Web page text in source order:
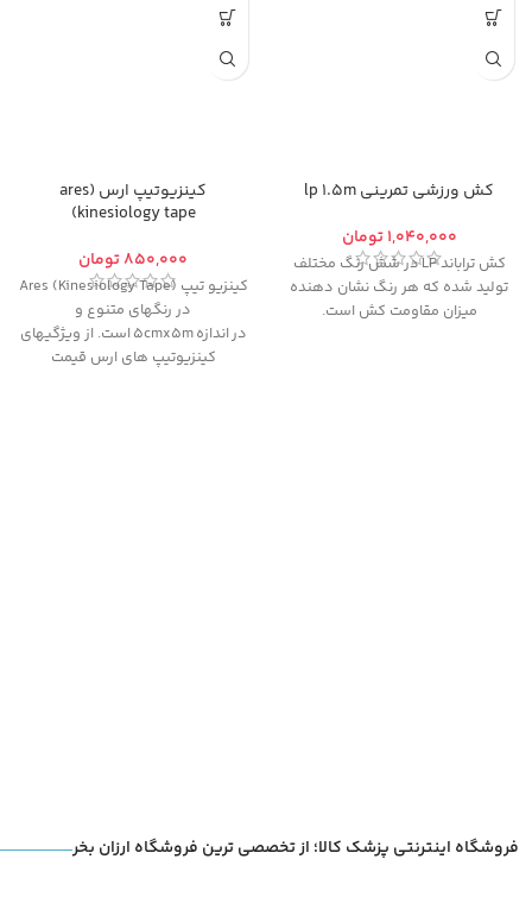
کش ورزشی تمرینی lp 1.5m
تومان
کش تراباند LP در شش رنگ مختلف
تولید شده که هر رنگ نشان دهنده
میزان مقاومت کش است.
کینزیوتیپ ارس (ares
(kinesiology tape
تومان
کینزیو تیپ (Ares (Kinesiology Tape
در رنگهای متنوع و
در اندازه 5cmx5m است. از ویژگیهای
کینزیوتیپ های ارس قیمت
فروشگاه اینترنتی پزشک کالا؛ از تخصصی ترین فروشگاه ارزان بخر